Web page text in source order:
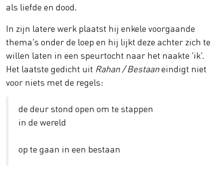
als liefde en dood.
In zijn latere werk plaatst hij enkele voorgaande
thema’s onder de loep en hij lijkt deze achter zich te
willen laten in een speurtocht naar het naakte ‘ik’.
Het laatste gedicht uit Rahan / Bestaaneindigt niet
voor niets met de regels:
de deur stond open om te stappen
in de wereld
op te gaan in een bestaan